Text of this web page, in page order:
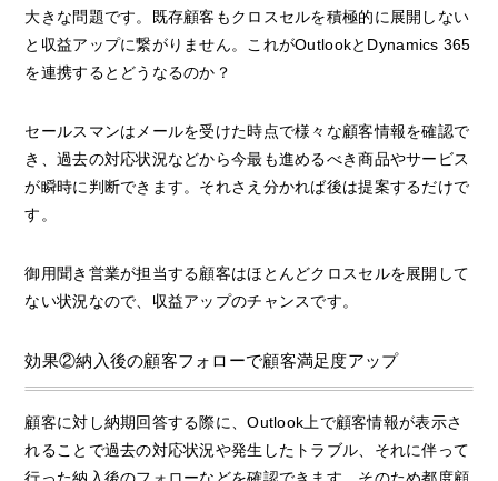
大きな問題です。既存顧客もクロスセルを積極的に展開しない
と収益アップに繋がりません。これがOutlookとDynamics 365
を連携するとどうなるのか？
セールスマンはメールを受けた時点で様々な顧客情報を確認で
き、過去の対応状況などから今最も進めるべき商品やサービス
が瞬時に判断できます。それさえ分かれば後は提案するだけで
す。
御用聞き営業が担当する顧客はほとんどクロスセルを展開して
ない状況なので、収益アップのチャンスです。
効果②納入後の顧客フォローで顧客満足度アップ
顧客に対し納期回答する際に、Outlook上で顧客情報が表示さ
れることで過去の対応状況や発生したトラブル、それに伴って